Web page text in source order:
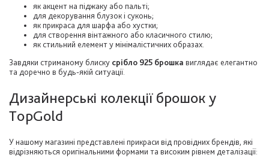
як акцент на піджаку або пальті;
для декорування блузок і суконь;
як прикраса для шарфа або хустки;
для створення вінтажного або класичного стилю;
як стильний елемент у мінімалістичних образах.
Завдяки стриманому блиску срібло 925 брошка виглядає елегантно
та доречно в будь-якій ситуації.
Дизайнерські колекції брошок у
TopGold
У нашому магазині представлені прикраси від провідних брендів, які
відрізняються оригінальними формами та високим рівнем деталізації: